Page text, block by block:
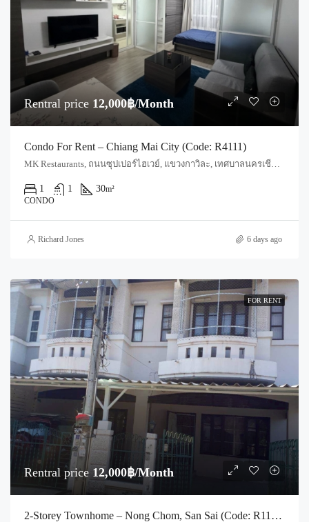
Rentral price 12,000฿/Month
Condo For Rent – Chiang Mai City (Code: R4111)
1 1 30m²
CONDO
Richard Jones 6 days ago
FOR RENT
Rentral price 12,000฿/Month
2-Storey Townhome – Nong Chom, San Sai (Code: R1192)